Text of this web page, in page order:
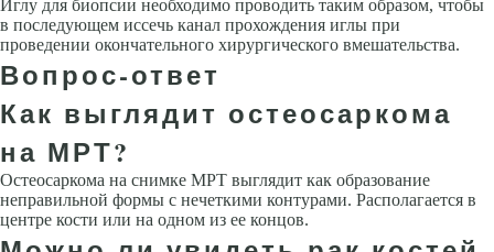
Иглу для биопсии необходимо проводить таким образом, чтобы
в последующем иссечь канал прохождения иглы при
проведении окончательного хирургического вмешательства.
Вопрос-ответ
Как выглядит остеосаркома
на МРТ?
Остеосаркома на снимке МРТ выглядит как образование
неправильной формы с нечеткими контурами. Располагается в
центре кости или на одном из ее концов.